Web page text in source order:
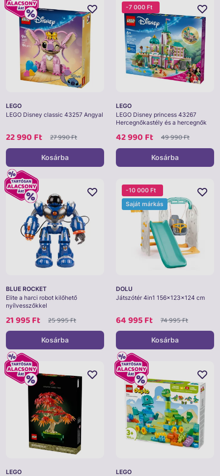
LEGO
LEGO Disney classic 43257 Angyal
22 990 Ft 27 990 Ft
Kosárba
LEGO
LEGO Disney princess 43267
Hercegnőkastély és a hercegnők
42 990 Ft 49 990 Ft
-7 000 Ft
Kosárba
BLUE ROCKET
Elite a harci robot kilőhető
nyílvesszőkkel
21 995 Ft 25 995 Ft
Kosárba
DOLU
Játszótér 4in1 156x123x124 cm
64 995 Ft 74 995 Ft
-10 000 Ft
Saját márkás
Kosárba
LEGO
LEGO